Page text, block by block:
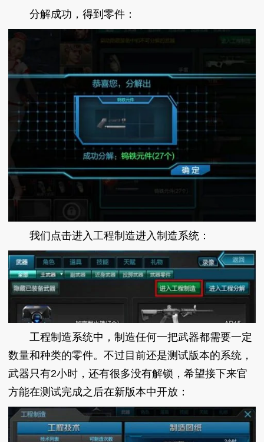
分解成功，得到零件：
我们点击进入工程制造进入制造系统：
工程制造系统中，制造任何一把武器都需要一定
数量和种类的零件。不过目前还是测试版本的系统，
武器只有2小时，还有很多没有解锁，希望接下来官
方能在测试完成之后在新版本中开放：